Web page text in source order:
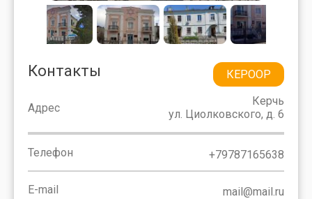
Адрес
Керчь
ул. Циолковского, д. 6
КЕРООР
Контакты
Телефон +79787165638
E-mail mail@mail.ru